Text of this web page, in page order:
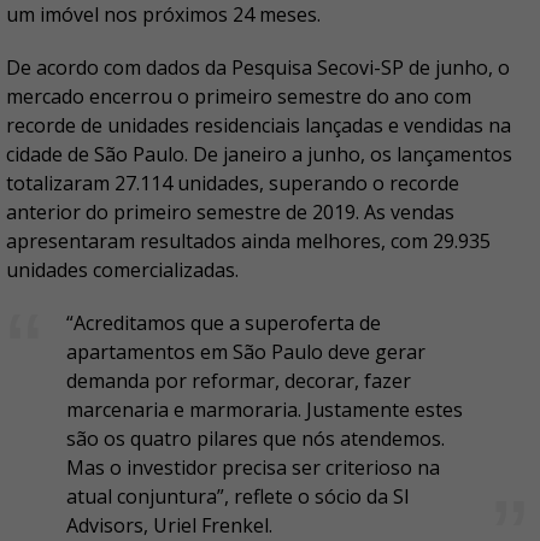
um imóvel nos próximos 24 meses.
De acordo com dados da Pesquisa Secovi-SP de junho, o
mercado encerrou o primeiro semestre do ano com
recorde de unidades residenciais lançadas e vendidas na
cidade de São Paulo. De janeiro a junho, os lançamentos
totalizaram 27.114 unidades, superando o recorde
anterior do primeiro semestre de 2019. As vendas
apresentaram resultados ainda melhores, com 29.935
unidades comercializadas.
“Acreditamos que a superoferta de
apartamentos em São Paulo deve gerar
demanda por reformar, decorar, fazer
marcenaria e marmoraria. Justamente estes
são os quatro pilares que nós atendemos.
Mas o investidor precisa ser criterioso na
atual conjuntura”, reflete o sócio da SI
Advisors, Uriel Frenkel.